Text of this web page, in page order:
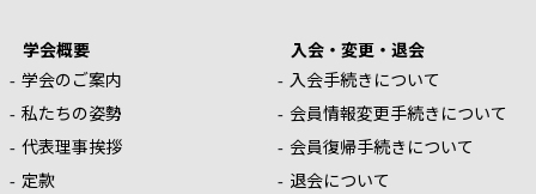
学会概要
学会のご案内
私たちの姿勢
代表理事挨拶
定款
入会・変更・退会
入会手続きについて
会員情報変更手続きについて
会員復帰手続きについて
退会について